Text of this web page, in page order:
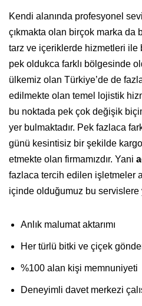
Kendi alanında profesyonel
çıkmakta olan birçok marka da
tarz ve içeriklerde hizmetleri ile
pek oldukca farklı bölgesinde
ülkemiz olan Türkiye’de de
edilmekte olan temel lojistik
bu noktada pek çok değişik
yer bulmaktadır. Pek fazlaca
günü kesintisiz bir şekilde
etmekte olan firmamızdır. Yani
fazlaca tercih edilen işletmeler
içinde olduğumuz bu servislere
Anlık malumat aktarımı
Her türlü bitki ve çiçek
%100 alan kişi memnuniyeti
Deneyimli davet merkezi